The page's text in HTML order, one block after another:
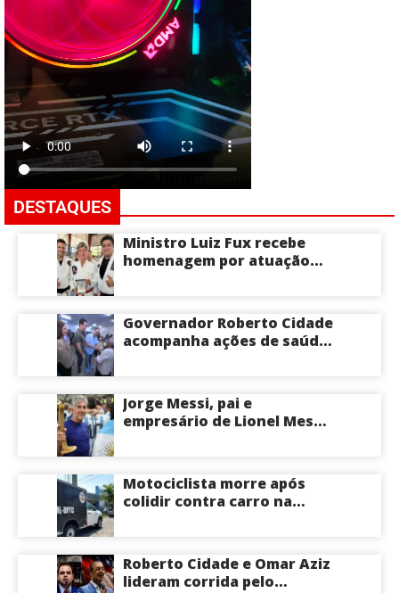
DESTAQUES
Ministro Luiz Fux recebe
homenagem por atuação
Governador Roberto Cidade
acompanha ações de saúde
Jorge Messi, pai e
empresário de Lionel Messi,
Motociclista morre após
colidir contra carro na
Roberto Cidade e Omar Aziz
lideram corrida pelo